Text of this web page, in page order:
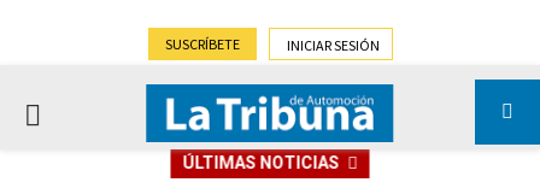
SUSCRÍBETE INICIAR SESIÓN
PRIMARY
ÚLTIMAS NOTICIAS